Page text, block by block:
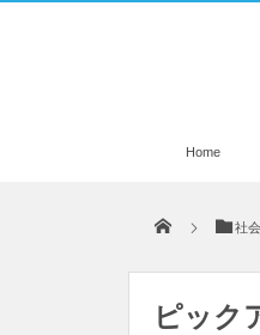
Home
社
ピック